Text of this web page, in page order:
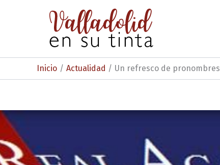
Inicio Actualidad Un refresco de pronombres